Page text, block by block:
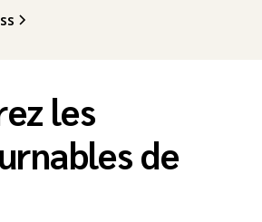
les
de